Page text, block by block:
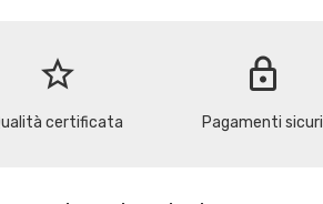
star_border
certificata
lock
Pagamenti sicuri